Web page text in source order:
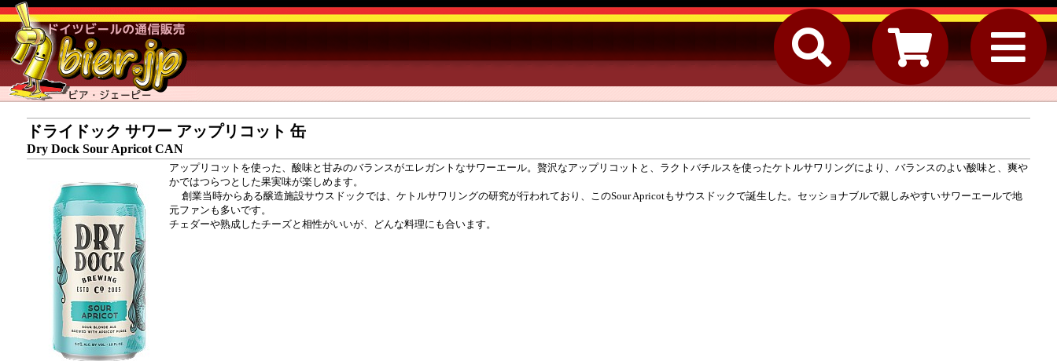
ドライドック サワー アップリコット 缶
Dry Dock Sour Apricot CAN
アップリコットを使った、酸味と甘みのバランスがエレガントなサワーエール。贅沢なアップリコットと、ラクトバチルスを使ったケトルサワリングにより、バランスのよい酸味と、爽や
かではつらつとした果実味が楽しめます。
創業当時からある醸造施設サウスドックでは、ケトルサワリングの研究が行われており、このSour Apricotもサウスドックで誕生した。セッショナブルで親しみやすいサワーエールで地
元ファンも多いです。
チェダーや熟成したチーズと相性がいいが、どんな料理にも合います。